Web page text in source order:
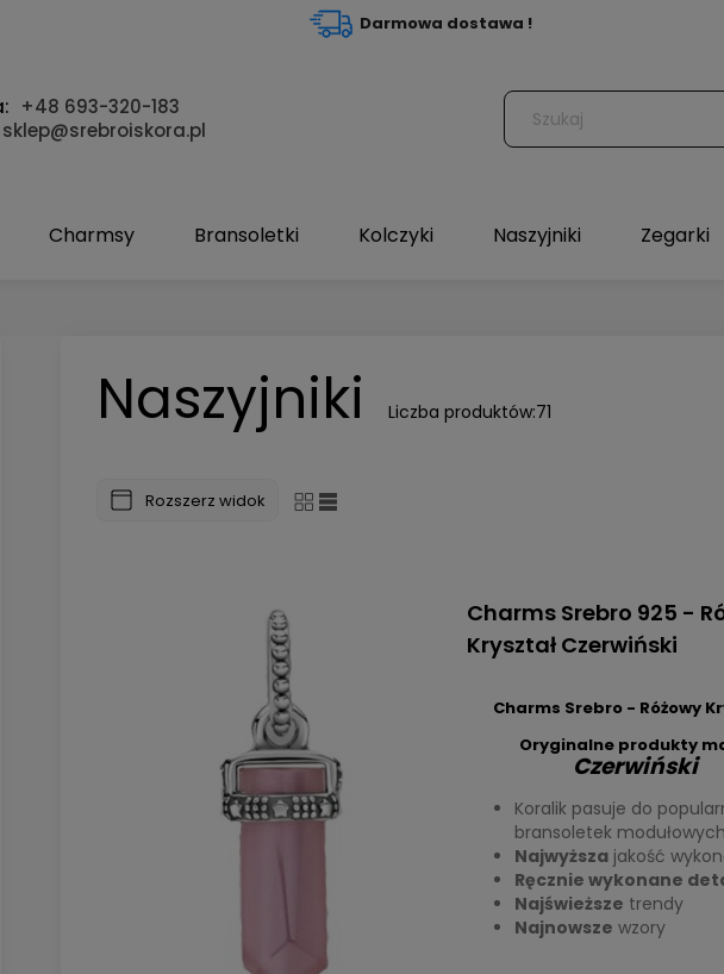
Darmowa dostawa !
+48 693-320-183
sklep@srebroiskora.pl
Charmsy Bransoletki Kolczyki Naszyjniki Zegarki
Naszyjniki Liczba produktów:71
Rozszerz widok
Charms Srebro 925 -
Kryształ Czerwiński
Charms Srebro - Różowy
Oryginalne produkty
Czerwiński
Koralik pasuje do
bransoletek modułowych
Najwyższajakość
Ręcznie wykonane
Najświeższe trendy
Najnowsze wzory